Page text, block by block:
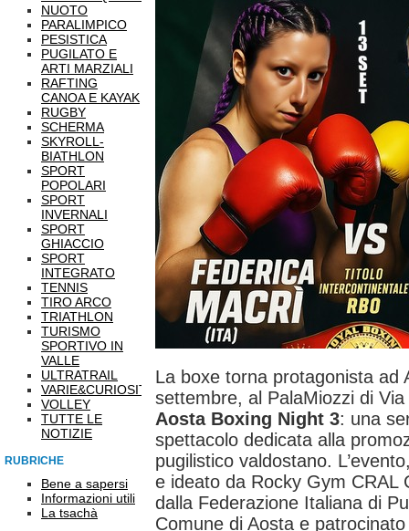
NUOTO
PARALIMPICO
PESISTICA
PUGILATO E
ARTI MARZIALI
RAFTING
CANOA E KAYAK
RUGBY
SCHERMA
SKYROLL-
BIATHLON
SPORT
POPOLARI
SPORT
INVERNALI
SPORT
GHIACCIO
SPORT
INTEGRATO
TENNIS
TIRO ARCO
TRIATHLON
TURISMO
SPORTIVO IN
VALLE
ULTRATRAIL
VARIE&CURIOSITÀ
VOLLEY
TUTTE LE
NOTIZIE
RUBRICHE
Bene a sapersi
Informazioni utili
La tsachà
La boxe torna protagonista ad
settembre, al PalaMiozzi di
Aosta Boxing Night 3: una
spettacolo dedicata alla
pugilistico valdostano.
e ideato da Rocky Gym CRAL
dalla Federazione Italiana di
Comune di Aosta e